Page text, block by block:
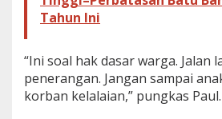
Tahun Ini
“Ini soal hak dasar warga. Jalan
penerangan. Jangan sampai
korban kelalaian,” pungkas Paul.